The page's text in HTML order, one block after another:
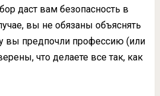
даст вам безопасность в
вы не обязаны объяснять
предпочли профессию (или
что делаете все так, как